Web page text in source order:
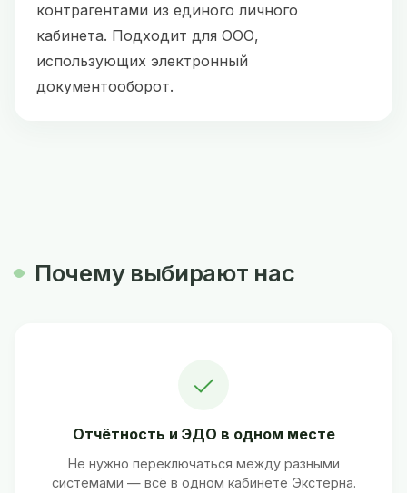
контрагентами из единого личного
кабинета. Подходит для ООО,
использующих электронный
документооборот.
Почему выбирают нас
✓
Отчётность и ЭДО в одном месте
Не нужно переключаться между разными
системами — всё в одном кабинете Экстерна.